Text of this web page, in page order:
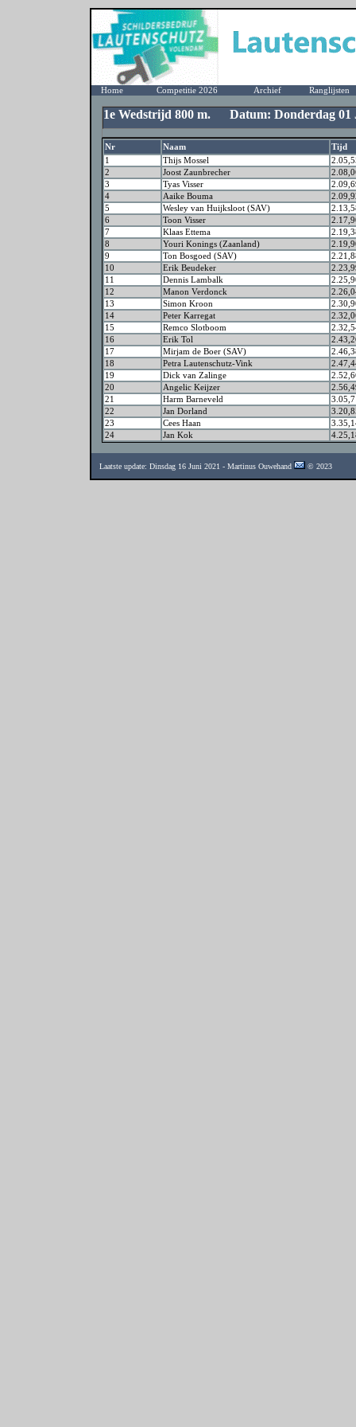
Home Competitie 2026 Archief Ranglijsten
1e Wedstrijd 800 m. Datum: Donderdag 01
Nr Naam
Tijd
1
Thijs Mossel
2
Joost Zaunbrecher
3
Tyas Visser
4
Aaike Bouma
5
Wesley van Huijksloot (SAV)
6
Toon Visser
7
Klaas Ettema
8
Youri Konings (Zaanland)
9
Ton Bosgoed (SAV)
10
Erik Beudeker
11
Dennis Lambalk
12
Manon Verdonck
13
Simon Kroon
14
Peter Karregat
15
Remco Slotboom
16
Erik Tol
17
Mirjam de Boer (SAV)
18
Petra Lautenschutz-Vink
19
Dick van Zalinge
20
Angelic Keijzer
21
Harm Barneveld
22
Jan Dorland
23
Cees Haan
24
Jan Kok
Laatste update: Dinsdag 16 Juni 2021 - Martinus Ouwehand © 2023